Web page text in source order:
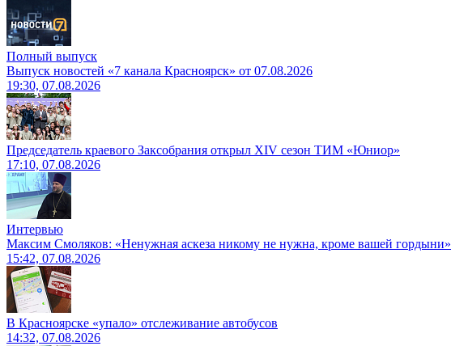
Полный выпуск
Выпуск новостей «7 канала Красноярск» от 07.08.2026
19:30, 07.08.2026
Председатель краевого Заксобрания открыл XIV сезон ТИМ «Юниор»
17:10, 07.08.2026
Интервью
Максим Смоляков: «Ненужная аскеза никому не нужна, кроме вашей гордыни»
15:42, 07.08.2026
В Красноярске «упало» отслеживание автобусов
14:32, 07.08.2026